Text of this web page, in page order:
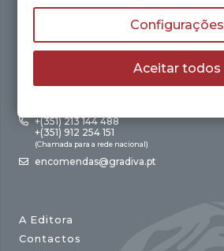
+(351) 213 144 488
+(351) 912 254 151
(Chamada para a rede nacional)
encomendas@gradiva.pt
A Editora
Contactos
Configurações
Aceitar todos